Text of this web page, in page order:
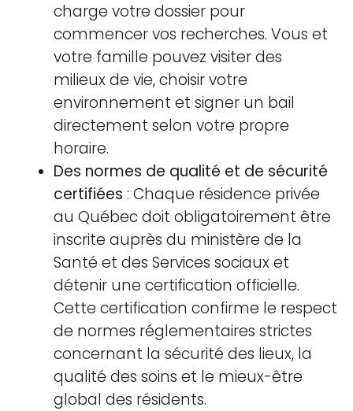
charge votre dossier pour
commencer vos recherches. Vous et
votre famille pouvez visiter des
milieux de vie, choisir votre
environnement et signer un bail
directement selon votre propre
horaire.
Des normes de qualité et de sécurité
certifiées : Chaque résidence privée
au Québec doit obligatoirement être
inscrite auprès du ministère de la
Santé et des Services sociaux et
détenir une certification officielle.
Cette certification confirme le respect
de normes réglementaires strictes
concernant la sécurité des lieux, la
qualité des soins et le mieux-être
global des résidents.